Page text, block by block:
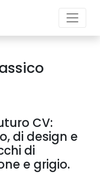
CV:
di design e
di
e grigio.